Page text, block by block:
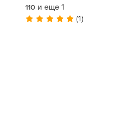
110 и еще 1
(1)